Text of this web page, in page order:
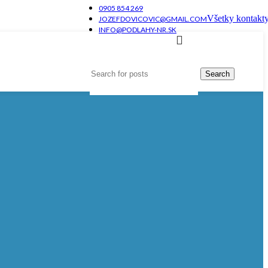
0905 854 269
JOZEFDOVICOVIC@GMAIL.COM
INFO@PODLAHY-NR.SK
Všetky
Search